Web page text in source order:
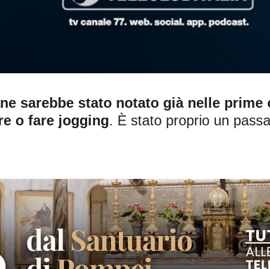
sarebbe stato notato già nelle
o fare jogging. È stato proprio un